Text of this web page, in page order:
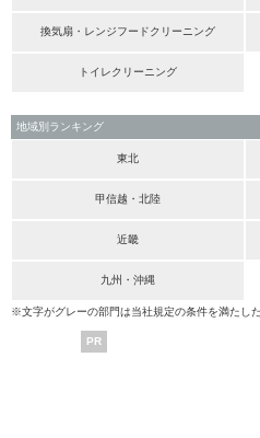
換気扇・レンジフードクリーニング
トイレクリーニング
地域別ランキング
東北
甲信越・北陸
近畿
九州・沖縄
※文字がグレーの部門は当社規定の条件を満たし
PR